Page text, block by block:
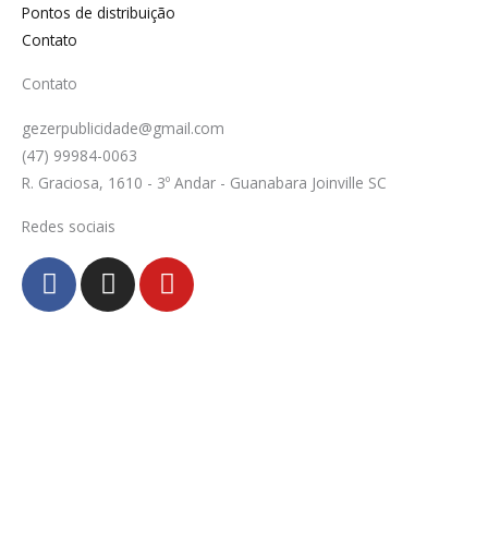
Pontos de distribuição
Contato
Contato
gezerpublicidade@gmail.com
(47) 99984-0063
R. Graciosa, 1610 - 3º Andar - Guanabara Joinville SC
Redes sociais
F
a
c
I
n
s
Y
o
u